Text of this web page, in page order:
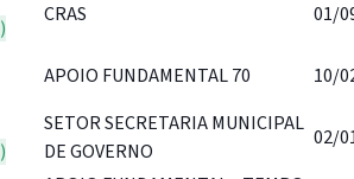
CRAS 01/
APOIO FUNDAMENTAL 70 10/
SETOR SECRETARIA MUNICIPAL
DE GOVERNO
02/